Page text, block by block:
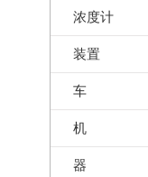
浓度计
装置
车
机
器